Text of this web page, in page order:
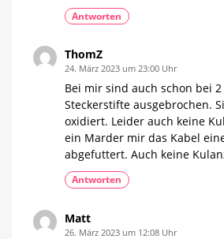
Antworten
ThomZ
24. März 2023 um 23:00 Uhr
Bei mir sind auch schon bei
Steckerstifte ausgebrochen.
oxidiert. Leider auch keine
ein Marder mir das Kabel
abgefuttert. Auch keine
Antworten
Matt
26. März 2023 um 12:08 Uhr